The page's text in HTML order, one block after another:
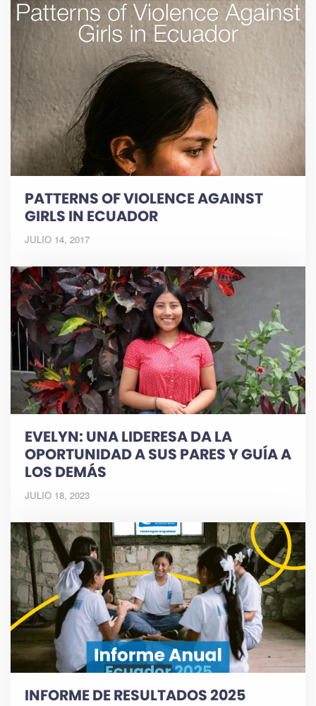
PATTERNS OF VIOLENCE AGAINST
GIRLS IN ECUADOR
JULIO 14, 2017
EVELYN: UNA LIDERESA DA LA
OPORTUNIDAD A SUS PARES Y GUÍA A
LOS DEMÁS
JULIO 18, 2023
INFORME DE RESULTADOS 2025